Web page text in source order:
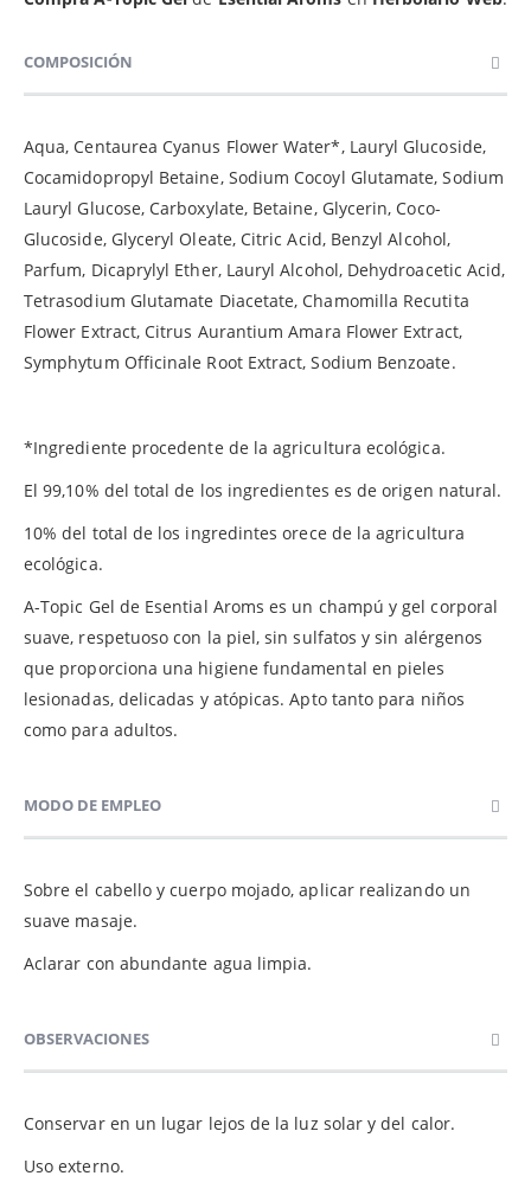
COMPOSICIÓN
Aqua, Centaurea Cyanus Flower Water*, Lauryl Glucoside,
Cocamidopropyl Betaine, Sodium Cocoyl Glutamate, Sodium
Lauryl Glucose, Carboxylate, Betaine, Glycerin, Coco-
Glucoside, Glyceryl Oleate, Citric Acid, Benzyl Alcohol,
Parfum, Dicaprylyl Ether, Lauryl Alcohol, Dehydroacetic Acid,
Tetrasodium Glutamate Diacetate, Chamomilla Recutita
Flower Extract, Citrus Aurantium Amara Flower Extract,
Symphytum Officinale Root Extract, Sodium Benzoate.
*Ingrediente procedente de la agricultura ecológica.
El 99,10% del total de los ingredientes es de origen natural.
10% del total de los ingredintes orece de la agricultura
ecológica.
A-Topic Gel de Esential Aroms es un champú y gel corporal
suave, respetuoso con la piel, sin sulfatos y sin alérgenos
que proporciona una higiene fundamental en pieles
lesionadas, delicadas y atópicas. Apto tanto para niños
como para adultos.
MODO DE EMPLEO
Sobre el cabello y cuerpo mojado, aplicar realizando un
suave masaje.
Aclarar con abundante agua limpia.
OBSERVACIONES
Conservar en un lugar lejos de la luz solar y del calor.
Uso externo.